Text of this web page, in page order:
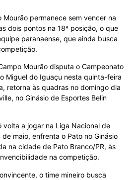
Mourão permanece sem vencer na
dois pontos na 18ª posição, o que
paranaense, que ainda busca
Mourão disputa o Campeonato
Miguel do Iguaçu nesta quinta-feira
retorna às quadras no domingo dia
no Ginásio de Esportes Belin
volta a jogar na Liga Nacional de
maio, enfrenta o Pato no Ginásio
na cidade de Pato Branco/PR, às
na competição.
o time mineiro busca